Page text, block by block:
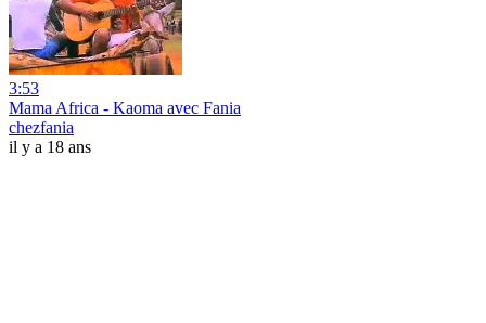
3:53
Mama Africa - Kaoma avec Fania
chezfania
il y a 18 ans